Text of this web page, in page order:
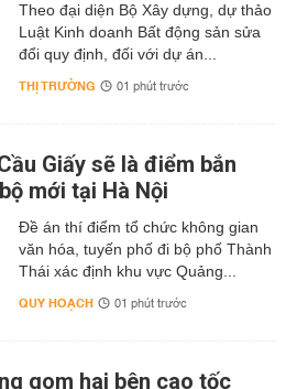
Theo đại diện Bộ Xây dựng, dự thảo
Luật Kinh doanh Bất động sản sửa
đổi quy định, đối với dự án...
THỊ TRƯỜNG 01 phút trước
Giấy sẽ là điểm bắn
mới tại Hà Nội
Đề án thí điểm tổ chức không gian
văn hóa, tuyến phố đi bộ phố Thành
Thái xác định khu vực Quảng...
QUY HOẠCH 01 phút trước
gom hai bên cao tốc